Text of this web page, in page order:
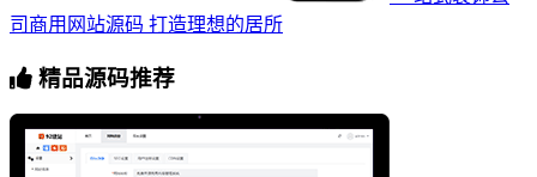
司商用网站源码 打造理想的居所
精品源码推荐